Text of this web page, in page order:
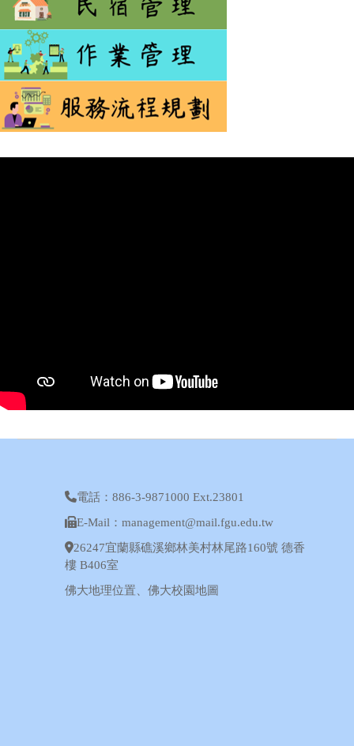
電話：886-3-9871000 Ext.23801
E-Mail：management@mail.fgu.edu.tw
26247宜蘭縣礁溪鄉林美村林尾路160號 德香
樓 B406室
佛大地理位置 、佛大校園地圖